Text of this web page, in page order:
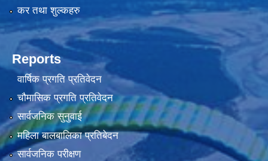
कर तथा शुल्कहरु
Reports
वार्षिक प्रगति प्रतिवेदन
चौमासिक प्रगति प्रतिवेदन
सार्वजनिक सुनुवाई
महिला बालबालिका प्रतिबेदन
सार्वजनिक परीक्षण